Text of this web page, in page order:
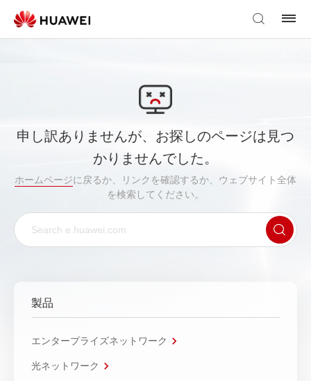
申し訳ありませんが、お探しのページは見つ
かりませんでした。
ホームページに戻るか、リンクを確認するか、ウェブサイト全体
を検索してください。
製品
エンタープライズネットワーク
光ネットワーク